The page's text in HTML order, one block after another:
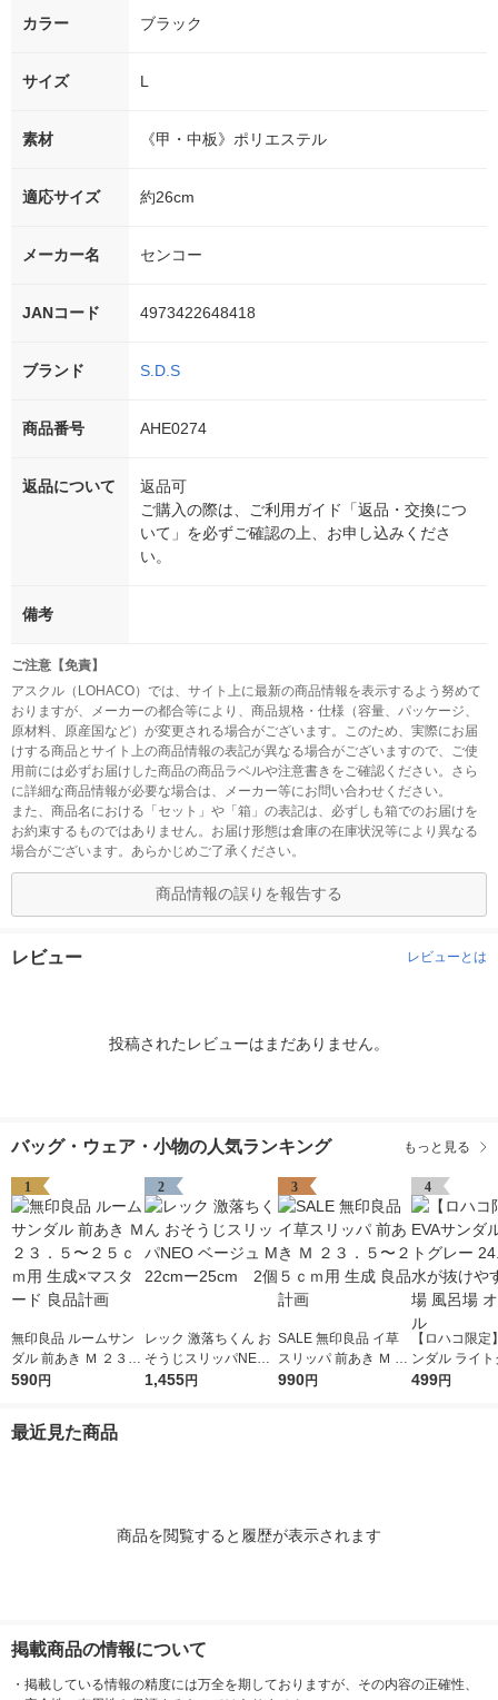
カラー ブラック
サイズ L
素材 《甲・中板》ポリエステル
適応サイズ 約26cm
メーカー名 センコー
JANコード 4973422648418
ブランド S.D.S
商品番号 AHE0274
返品について
返品可
ご購入の際は、ご利用ガイド「返品・交換につ
いて」を必ずご確認の上、お申し込みくださ
い。
備考
ご注意【免責】
アスクル（LOHACO）では、サイト上に最新の商品情報を表示するよう努めて
おりますが、メーカーの都合等により、商品規格・仕様（容量、パッケージ、
原材料、原産国など）が変更される場合がございます。このため、実際にお届
けする商品とサイト上の商品情報の表記が異なる場合がございますので、ご使
用前には必ずお届けした商品の商品ラベルや注意書きをご確認ください。さら
に詳細な商品情報が必要な場合は、メーカー等にお問い合わせください。
また、商品名における「セット」や「箱」の表記は、必ずしも箱でのお届けを
お約束するものではありません。お届け形態は倉庫の在庫状況等により異なる
場合がございます。あらかじめご了承ください。
商品情報の誤りを報告する
レビュー レビューとは
投稿されたレビューはまだありません。
バッグ・ウェア・小物の人気ランキング もっと見る
1
無印良品 ルームサン
ダル 前あき Ｍ ２３．
５〜２５ｃｍ用 生成×
590円
2
レック 激落ちくん お
そうじスリッパNEO
ベージュ M 22cmー25
1,455円
3
SALE 無印良品 イ草
スリッパ 前あき Ｍ ２
３．５〜２５ｃｍ用
990円
4
【ロハコ限定
ンダル ライ
24.0cm 水が
499円
最近見た商品
商品を閲覧すると履歴が表示されます
掲載商品の情報について
・ 掲載している情報の精度には万全を期しておりますが、その内容の正確性、